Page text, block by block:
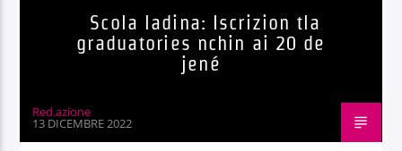
Scola ladina: Iscrizion tla
graduatories nchin ai 20 de
jené
Red.azione
13 DICEMBRE 2022